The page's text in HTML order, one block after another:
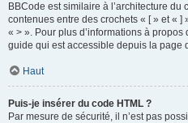
BBCode est similaire à l’architecture du
contenues entre des crochets « [ » et «
« > ». Pour plus d’informations à
guide qui est accessible depuis la page
Haut
Puis-je insérer du code HTML ?
Par mesure de sécurité, il n’est pas